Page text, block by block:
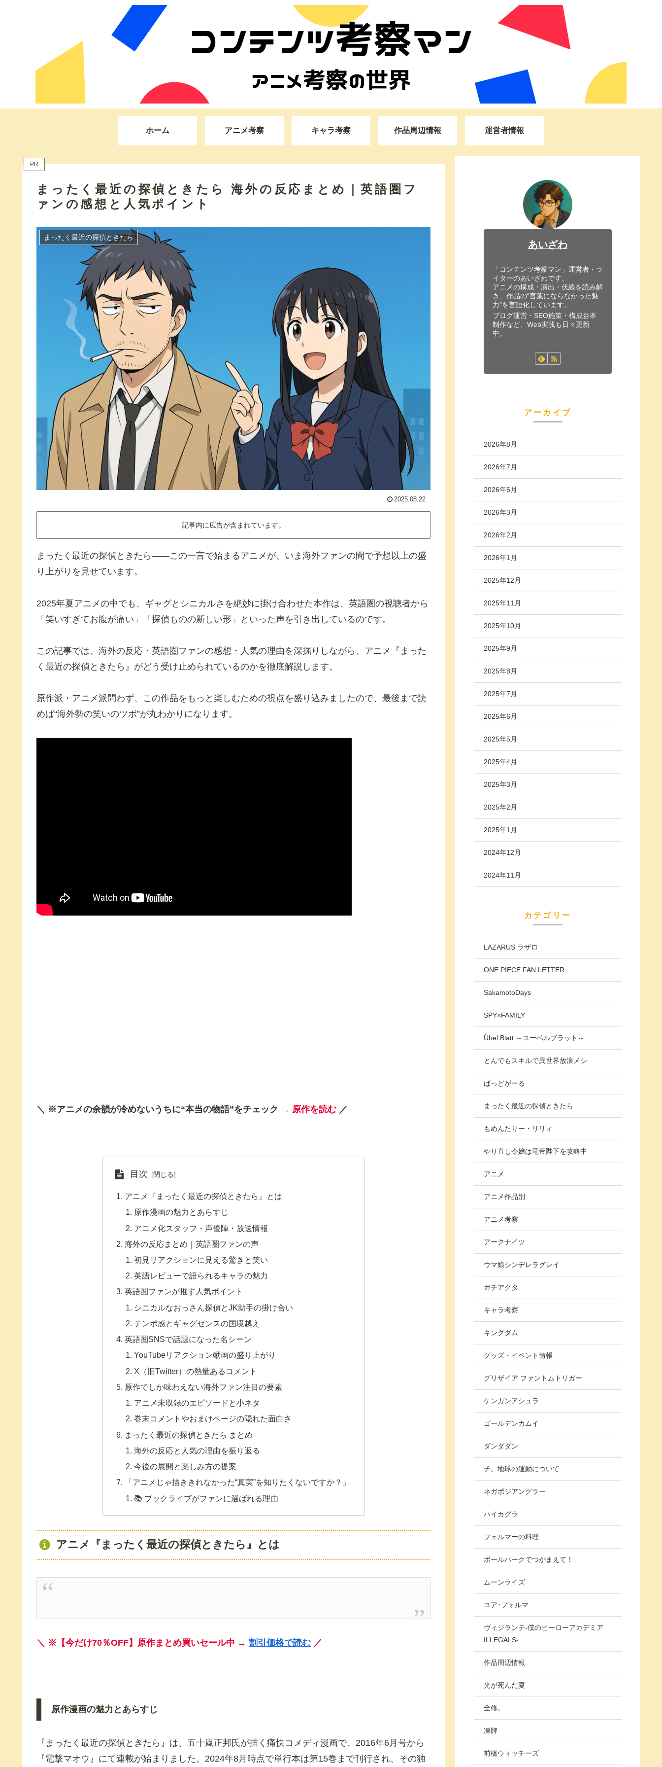
ホーム アニメ考察 キャラ考察 作品周辺情報 運営者情報
PR
まったく最近の探偵ときたら 海外の反応まとめ｜英語圏フ
ァンの感想と人気ポイント
まったく最近の探偵ときたら
2025.08.22
記事内に広告が含まれています。
まったく最近の探偵ときたら――この一言で始まるアニメが、いま海外ファンの間で予想以上の盛
り上がりを見せています。
2025年夏アニメの中でも、ギャグとシニカルさを絶妙に掛け合わせた本作は、英語圏の視聴者から
「笑いすぎてお腹が痛い」「探偵ものの新しい形」といった声を引き出しているのです。
この記事では、海外の反応・英語圏ファンの感想・人気の理由を深掘りしながら、アニメ『まった
く最近の探偵ときたら』がどう受け止められているのかを徹底解説します。
原作派・アニメ派問わず、この作品をもっと楽しむための視点を盛り込みましたので、最後まで読
めば“海外勢の笑いのツボ”が丸わかりになります。
＼ ※アニメの余韻が冷めないうちに“本当の物語”をチェック → 原作を読む ／
目次
アニメ『まったく最近の探偵ときたら』とは
原作漫画の魅力とあらすじ
アニメ化スタッフ・声優陣・放送情報
海外の反応まとめ｜英語圏ファンの声
初見リアクションに見える驚きと笑い
英語レビューで語られるキャラの魅力
英語圏ファンが推す人気ポイント
シニカルなおっさん探偵とJK助手の掛け合い
テンポ感とギャグセンスの国境越え
英語圏SNSで話題になった名シーン
YouTubeリアクション動画の盛り上がり
X（旧Twitter）の熱量あるコメント
原作でしか味わえない海外ファン注目の要素
アニメ未収録のエピソードと小ネタ
巻末コメントやおまけページの隠れた面白さ
まったく最近の探偵ときたら まとめ
海外の反応と人気の理由を振り返る
今後の展開と楽しみ方の提案
「アニメじゃ描ききれなかった“真実”を知りたくないですか？」
📚 ブックライブがファンに選ばれる理由
アニメ『まったく最近の探偵ときたら』とは
＼ ※【今だけ70％OFF】原作まとめ買いセール中 → 割引価格で読む ／
原作漫画の魅力とあらすじ
『まったく最近の探偵ときたら』は、五十嵐正邦氏が描く痛快コメディ漫画で、2016年6月号から
『電撃マオウ』にて連載が始まりました。2024年8月時点で単行本は第15巻まで刊行され、その独
あいざわ
「コンテンツ考察マン」運営者・ラ
イターのあいざわです。
アニメの構成・演出・伏線を読み解
き、作品の“言葉にならなかった魅
力”を言語化しています。
ブログ運営・SEO施策・構成台本
制作など、Web実践も日々更新
中。
アーカイブ
2026年8月
2026年7月
2026年6月
2026年3月
2026年2月
2026年1月
2025年12月
2025年11月
2025年10月
2025年9月
2025年8月
2025年7月
2025年6月
2025年5月
2025年4月
2025年3月
2025年2月
2025年1月
2024年12月
2024年11月
カテゴリー
LAZARUS ラザロ
ONE PIECE FAN LETTER
SakamotoDays
SPY×FAMILY
Übel Blatt ～ユーベルブラット～
とんでもスキルで異世界放浪メシ
ばっどがーる
まったく最近の探偵ときたら
もめんたりー・リリィ
やり直し令嬢は竜帝陛下を攻略中
アニメ
アニメ作品別
アニメ考察
アークナイツ
ウマ娘シンデレラグレイ
ガチアクタ
キャラ考察
キングダム
グッズ・イベント情報
グリザイア ファントムトリガー
ケンガンアシュラ
ゴールデンカムイ
ダンダダン
チ。地球の運動について
ネガポジアングラー
ハイカグラ
フェルマーの料理
ボールパークでつかまえて！
ムーンライズ
ユア･フォルマ
ヴィジランテ-僕のヒーローアカデミア
ILLEGALS-
作品周辺情報
光が死んだ夏
全修。
凍牌
前橋ウィッチーズ